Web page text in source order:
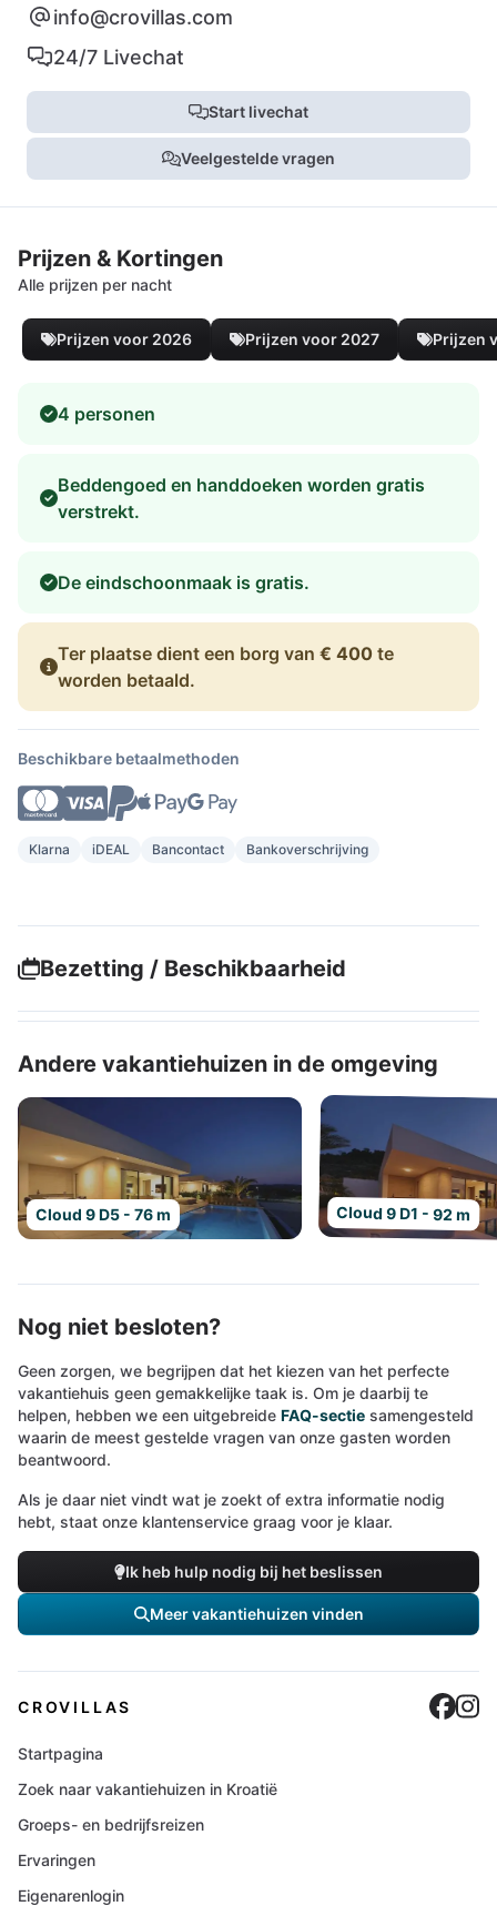
info@crovillas.com
24/7 Livechat
Start livechat
Veelgestelde vragen
Prijzen & Kortingen
Alle prijzen per nacht
Prijzen voor 2026 Prijzen voor 2027 Prijzen
4 personen
Beddengoed en handdoeken worden gratis
verstrekt.
De eindschoonmaak is gratis.
Ter plaatse dient een borg van € 400 te
worden betaald.
Beschikbare betaalmethoden
Klarna iDEAL Bancontact Bankoverschrijving
Bezetting / Beschikbaarheid
Andere vakantiehuizen in de omgeving
Cloud 9 D5 - 76 m Cloud 9 D1 - 92 m
Nog niet besloten?
Geen zorgen, we begrijpen dat het kiezen van het perfecte
vakantiehuis geen gemakkelijke taak is. Om je daarbij te
helpen, hebben we een uitgebreide FAQ-sectie samengesteld
waarin de meest gestelde vragen van onze gasten worden
beantwoord.
Als je daar niet vindt wat je zoekt of extra informatie nodig
hebt, staat onze klantenservice graag voor je klaar.
Ik heb hulp nodig bij het beslissen
Meer vakantiehuizen vinden
CROVILLAS
Startpagina
Zoek naar vakantiehuizen in Kroatië
Groeps- en bedrijfsreizen
Ervaringen
Eigenarenlogin